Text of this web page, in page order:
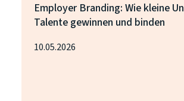
Employer Branding: Wie kleine
Talente gewinnen und binden
10.05.2026